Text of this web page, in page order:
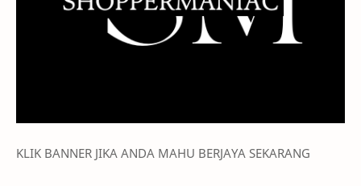
KLIK BANNER JIKA ANDA MAHU BERJAYA SEKARANG